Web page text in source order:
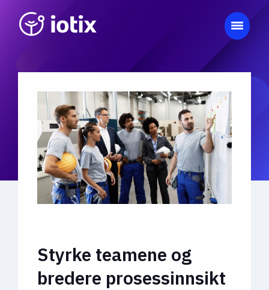
Styrke teamene og
bredere prosessinnsikt